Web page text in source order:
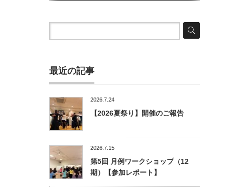
最近の記事
2026.7.24
【2026夏祭り】開催のご報告
2026.7.15
第5回 月例ワークショップ（12
期）【参加レポート】